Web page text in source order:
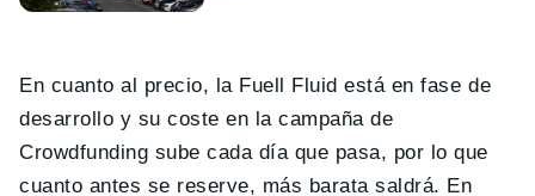
En cuanto al precio, la Fuell Fluid está en fase de
desarrollo y su coste en la campaña de
Crowdfunding sube cada día que pasa, por lo que
cuanto antes se reserve, más barata saldrá. En